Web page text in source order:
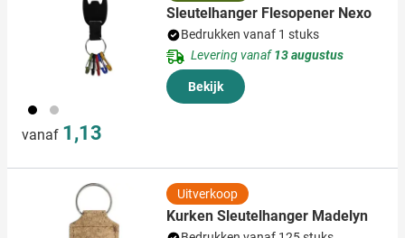
001 032
vanaf 1,13
Sleutelhanger Flesopener Nexo
Bedrukken vanaf 1 stuks
Levering vanaf13 augustus
Bekijk
Uitverkoop
Kurken Sleutelhanger Madelyn